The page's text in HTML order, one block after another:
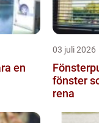
03 juli 2026
Fönsterputs så
fönster
rena